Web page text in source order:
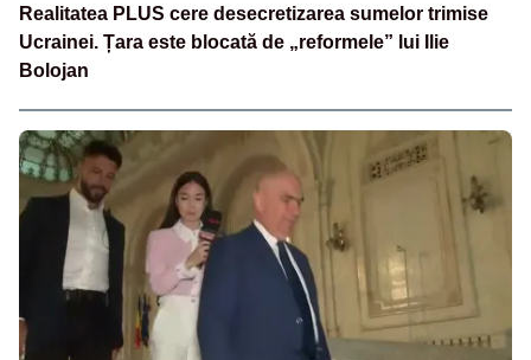
Realitatea PLUS cere desecretizarea sumelor trimise
Ucrainei. Țara este blocată de „reformele” lui Ilie
Bolojan